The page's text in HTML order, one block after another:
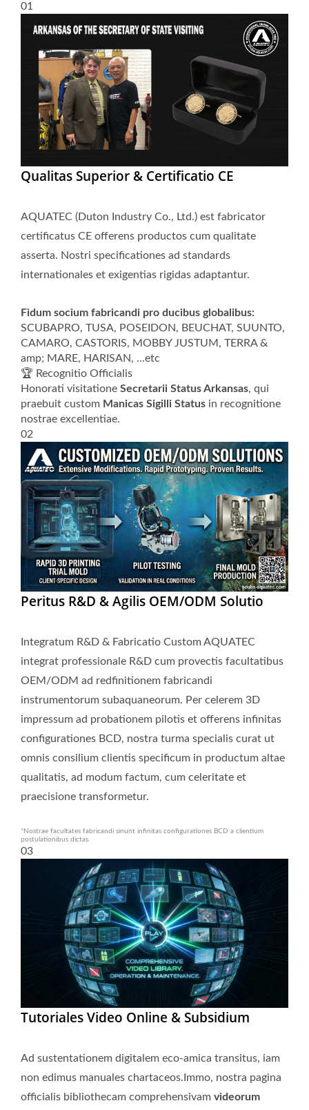
01
Qualitas Superior & Certificatio CE
AQUATEC (Duton Industry Co., Ltd.) est fabricator
certificatus CE offerens productos cum qualitate
asserta. Nostri specificationes ad standards
internationales et exigentias rigidas adaptantur.
Fidum socium fabricandi pro ducibus globalibus:
SCUBAPRO, TUSA, POSEIDON, BEUCHAT, SUUNTO,
CAMARO, CASTORIS, MOBBY JUSTUM, TERRA &
amp; MARE, HARISAN, ...etc
🏆 Recognitio Officialis
Honorati visitatione Secretarii Status Arkansas, qui
praebuit custom Manicas Sigilli Status in recognitione
nostrae excellentiae.
02
Peritus R&D & Agilis OEM/ODM Solutio
Integratum R&D & Fabricatio Custom AQUATEC
integrat professionale R&D cum provectis facultatibus
OEM/ODM ad redfinitionem fabricandi
instrumentorum subaquaneorum. Per celerem 3D
impressum ad probationem pilotis et offerens infinitas
configurationes BCD, nostra turma specialis curat ut
omnis consilium clientis specificum in productum altae
qualitatis, ad modum factum, cum celeritate et
praecisione transformetur.
*Nostrae facultates fabricandi sinunt infinitas configurationes BCD a clientium
postulationibus dictas.
03
Tutoriales Video Online & Subsidium
Ad sustentationem digitalem eco-amica transitus, iam
non edimus manuales chartaceos.Immo, nostra pagina
officialis bibliothecam comprehensivam videorum